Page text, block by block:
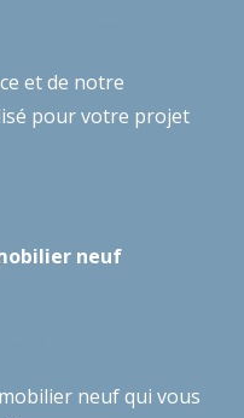
et de notre
pour votre projet
neuf
neuf qui vous